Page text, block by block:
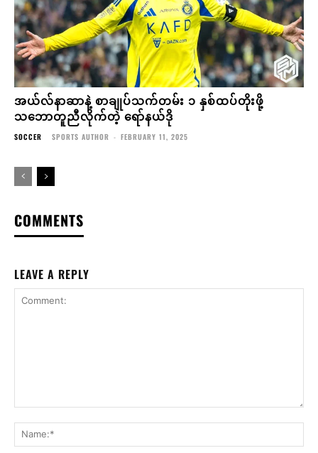
အယ်လ်နာဆာနဲ့ စာချုပ်သက်တမ်း ၁ နှစ်ထပ်တိုးဖို့
သဘောတူညီလိုက်တဲ့ ရော်နယ်ဒို
SOCCER SPORTS AUTHOR - FEBRUARY 11, 2025
COMMENTS
LEAVE A REPLY